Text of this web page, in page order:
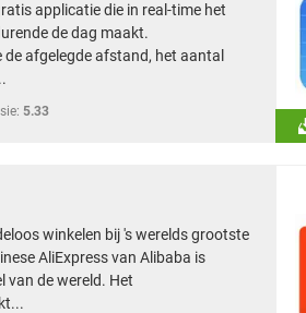
applicatie die in real-time het
de dag maakt.
afgelegde afstand, het aantal
5.33
winkelen bij 's werelds grootste
AliExpress van Alibaba is
van de wereld. Het